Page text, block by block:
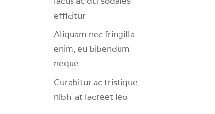
efficitur
Aliquam nec fringilla
enim, eu bibendum
neque
Curabitur ac tristique
nibh, at laoreet leo